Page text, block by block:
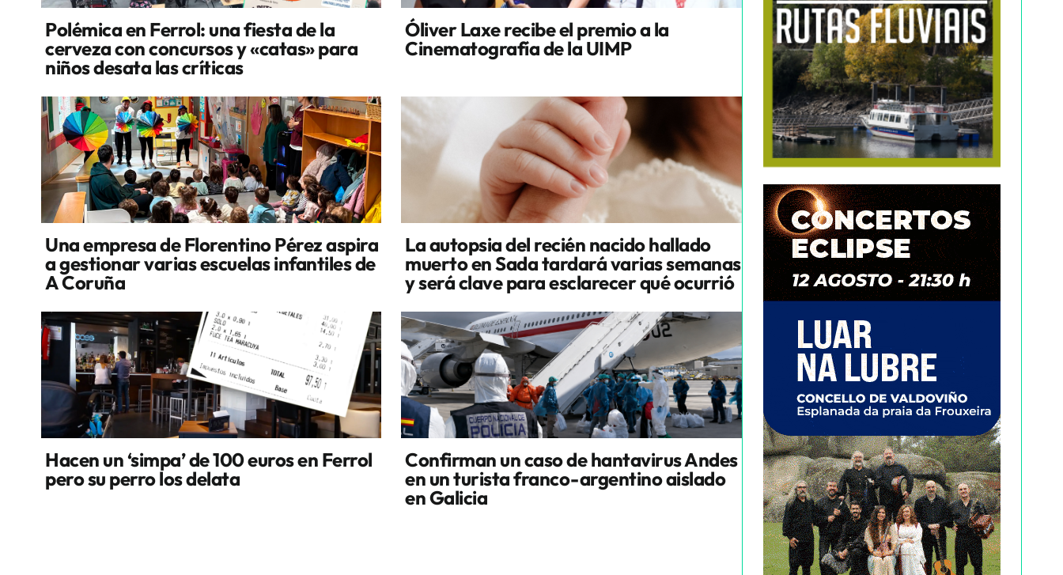
Polémica en Ferrol: una fiesta de la
cerveza con concursos y «catas» para
niños desata las críticas
Óliver Laxe recibe el premio a la
Cinematografía de la UIMP
Una empresa de Florentino Pérez aspira
a gestionar varias escuelas infantiles de
A Coruña
La autopsia del recién nacido hallado
muerto en Sada tardará varias semanas
y será clave para esclarecer qué ocurrió
Hacen un ‘simpa’ de 100 euros en Ferrol
pero su perro los delata
Confirman un caso de hantavirus Andes
en un turista franco-argentino aislado
en Galicia